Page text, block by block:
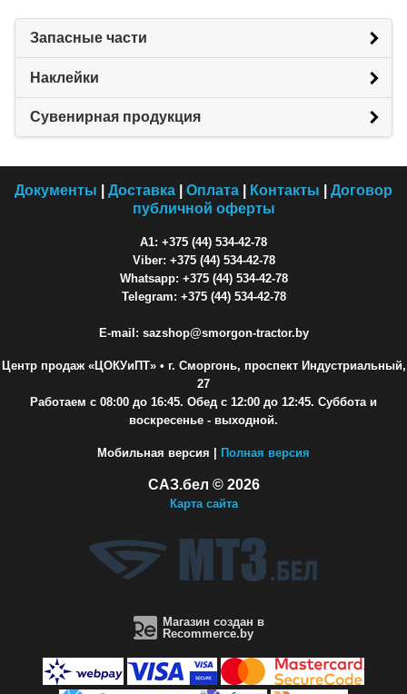
Запасные части
Наклейки
Сувенирная продукция
Документы Доставка Оплата Контакты
Договор
публичной оферты
A1: +375 (44) 534-42-78
Viber: +375 (44) 534-42-78
Whatsapp: +375 (44) 534-42-78
Telegram: +375 (44) 534-42-78
E-mail: sazshop@smorgon-tractor.by
Центр продаж «ЦОКУиПТ»• г. Сморгонь, проспект Индустриальный,
27
Работаем с 08:00 до 16:45. Обед с 12:00 до 12:45. Суббота и
воскресенье - выходной.
Мобильная версия | Полная версия
САЗ.бел © 2026
Карта сайта
Магазин создан в
Recommerce.by